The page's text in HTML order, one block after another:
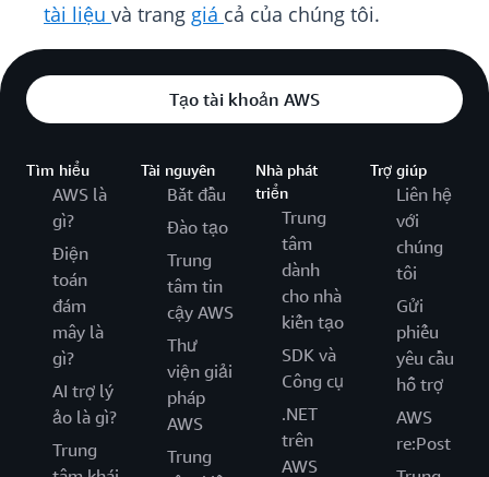
tài liệu và trang giá cả của chúng tôi.
Tạo tài khoản AWS
Tìm hiểu
AWS là
gì?
Điện
toán
đám
mây là
gì?
AI trợ lý
ảo là gì?
Trung
Tài nguyên
Bắt đầu
Đào tạo
Trung
tâm tin
cậy AWS
Thư
viện giải
pháp
AWS
Trung
Nhà phát
triển
Trung
tâm
dành
cho nhà
kiến tạo
SDK và
Công cụ
.NET
trên
AWS
Trợ giúp
Liên hệ
với
chúng
tôi
Gửi
phiếu
yêu cầu
hỗ trợ
AWS
re:Post